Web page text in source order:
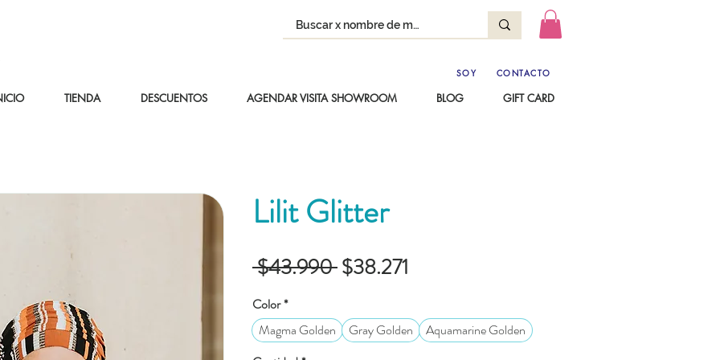
SOY CONTACTO
TIENDA DESCUENTOS AGENDAR VISITA SHOWROOM BLOG GIFT CARD
Lilit Glitter
$43.990 Precio
$38.271
Color*
Magma Golden
Gray Golden
Aquamarine Golden